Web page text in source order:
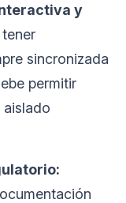
y
sincronizada
permitir
aislado